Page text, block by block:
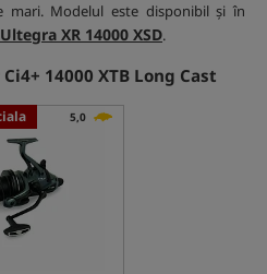
mari. Modelul este disponibil și în
XR 14000 XSD.
14000 XTB Long Cast
5,0